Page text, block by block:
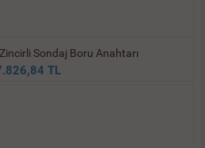
Sondaj Boru Anahtarı
TL